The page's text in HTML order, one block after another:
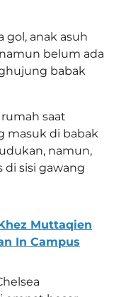
gol, anak asuh
belum ada
babak
saat
masuk di babak
namun,
di sisi gawang
Muttaqien
In Campus